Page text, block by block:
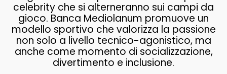
celebrity che si alterneranno sui campi da
gioco. Banca Mediolanum promuove un
modello sportivo che valorizza la passione
non solo a livello tecnico-agonistico, ma
anche come momento di socializzazione,
divertimento e inclusione.